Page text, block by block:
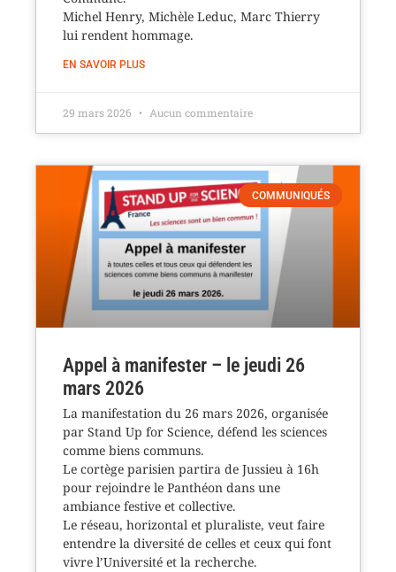
Michel Henry, Michèle Leduc, Marc Thierry
lui rendent hommage.
EN SAVOIR PLUS
29 mars 2026 Aucun commentaire
COMMUNIQUÉS
Appel à manifester – le jeudi 26
mars 2026
La manifestation du 26 mars 2026, organisée
par Stand Up for Science, défend les sciences
comme biens communs.
Le cortège parisien partira de Jussieu à 16h
pour rejoindre le Panthéon dans une
ambiance festive et collective.
Le réseau, horizontal et pluraliste, veut faire
entendre la diversité de celles et ceux qui font
vivre l’Université et la recherche.